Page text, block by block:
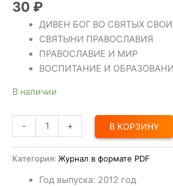
30 ₽
ДИВЕН БОГ ВО СВЯТЫХ
СВЯТЫНИ ПРАВОСЛАВИЯ
ПРАВОСЛАВИЕ И МИР
ВОСПИТАНИЕ И
В наличии
-
2012
+ В КОРЗИНУ
Категория: Журнал в формате PDF
Год выпуска: 2012 год